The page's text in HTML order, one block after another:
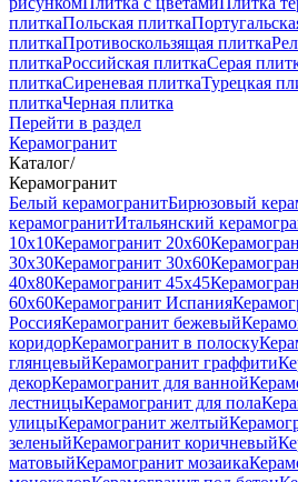
плиткаПольская плитка
плиткаПротивоскользящая плитка
плиткаРоссийская плиткаСерая
плиткаСиреневая плиткаТурецкая
плиткаЧерная плитка
Перейти в раздел
Керамогранит
Каталог/
Керамогранит
Белый керамогранитБирюзовый
керамогранитИтальянский
10x10Керамогранит 20x60
30x30Керамогранит 30x60
40x80Керамогранит 45x45
60x60Керамогранит Испания
РоссияКерамогранит бежевый
коридорКерамогранит в полоску
глянцевыйКерамогранит граффити
декорКерамогранит для ванной
лестницыКерамогранит для пола
улицыКерамогранит желтый
зеленыйКерамогранит коричневый
матовыйКерамогранит мозаика